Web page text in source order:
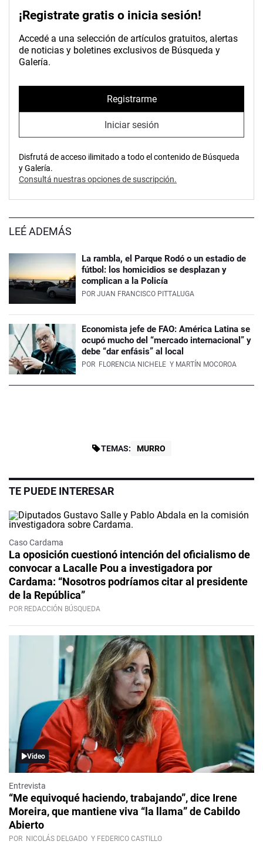
¡Registrate gratis o inicia sesión!
Accedé a una selección de artículos gratuitos, alertas
de noticias y boletines exclusivos de Búsqueda y
Galería.
Registrarme
Iniciar sesión
Disfrutá de acceso ilimitado a todo el contenido de Búsqueda
y Galería.
Consultá nuestras opciones de suscripción.
LEÉ ADEMÁS
La rambla, el Parque Rodó o un estadio de
fútbol: los homicidios se desplazan y
complican a la Policía
POR JUAN FRANCISCO PITTALUGA
Economista jefe de FAO: América Latina se
ocupó mucho del “mercado internacional” y
debe “dar enfásis” al local
POR FLORENCIA NICHELE Y MARTÍN MOCOROA
TEMAS: MURRO
TE PUEDE INTERESAR
Caso Cardama
La oposición cuestionó intención del oficialismo de
convocar a Lacalle Pou a investigadora por
Cardama: “Nosotros podríamos citar al presidente
de la República”
POR REDACCIÓN BÚSQUEDA
Video
Entrevista
“Me equivoqué haciendo, trabajando”, dice Irene
Moreira, que mantiene viva “la llama” de Cabildo
Abierto
POR NICOLÁS DELGADO Y FEDERICO CASTILLO